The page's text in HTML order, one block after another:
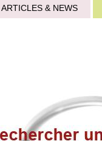
ARTICLES & NEWS